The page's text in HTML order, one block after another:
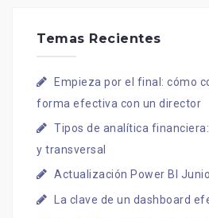
Temas Recientes
Empieza por el final: cómo
forma efectiva con un director
Tipos de analítica
y transversal
Actualización Power BI
La clave de un dashboard